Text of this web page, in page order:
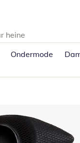
heine
Ondermode